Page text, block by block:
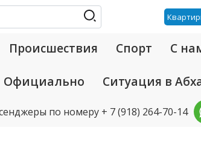
Происшествия Спорт С
Официально Ситуация в
по номеру + 7 (918) 264-70-14